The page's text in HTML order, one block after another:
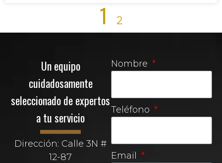
1 2
Un equipo
cuidadosamente
seleccionado de expertos
a tu servicio
Dirección: Calle 3N #
12-87
Nombre
Teléfono
Email